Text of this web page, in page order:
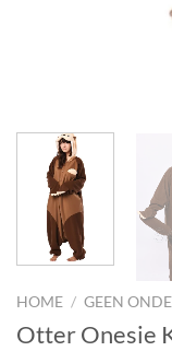
HOME / GEEN
Otter Onesie